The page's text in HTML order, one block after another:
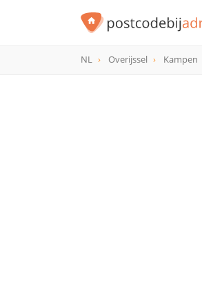
postcode 8275
NL Overijssel Kampen